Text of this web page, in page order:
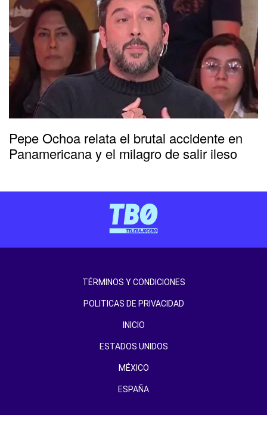
Pepe Ochoa relata el brutal accidente en
Panamericana y el milagro de salir ileso
TÉRMINOS Y CONDICIONES
POLITICAS DE PRIVACIDAD
INICIO
ESTADOS UNIDOS
MÉXICO
ESPAÑA